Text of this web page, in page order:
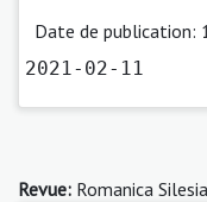
Date de publication:
2021-02-11
Revue: Romanica